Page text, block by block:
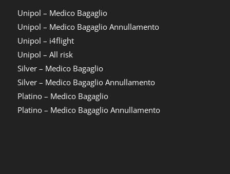
Unipol – Medico Bagaglio
Unipol – Medico Bagaglio Annullamento
Unipol – i4flight
Unipol – All risk
Silver – Medico Bagaglio
Silver – Medico Bagaglio Annullamento
Platino – Medico Bagaglio
Platino – Medico Bagaglio Annullamento